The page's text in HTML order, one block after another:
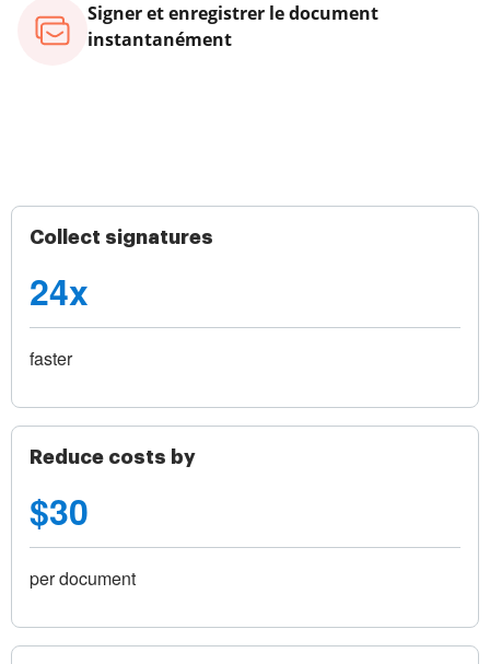
Signer et enregistrer le document
instantanément
Collect signatures
24x
faster
Reduce costs by
$30
per document